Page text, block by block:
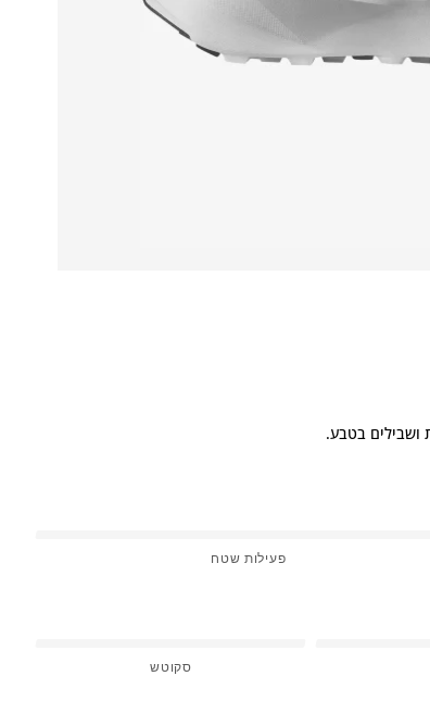
פעילות שטח
סקוטש